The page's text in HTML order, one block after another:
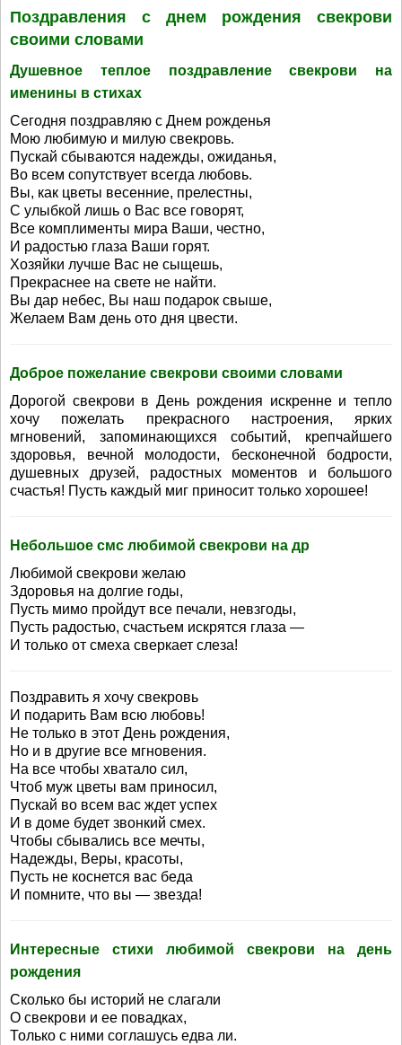
Поздравления с днем рождения свекрови
своими словами
Душевное теплое поздравление свекрови на
именины в стихах
Сегодня поздравляю с Днем рожденья
Мою любимую и милую свекровь.
Пускай сбываются надежды, ожиданья,
Во всем сопутствует всегда любовь.
Вы, как цветы весенние, прелестны,
С улыбкой лишь о Вас все говорят,
Все комплименты мира Ваши, честно,
И радостью глаза Ваши горят.
Хозяйки лучше Вас не сыщешь,
Прекраснее на свете не найти.
Вы дар небес, Вы наш подарок свыше,
Желаем Вам день ото дня цвести.
Доброе пожелание свекрови своими словами
Дорогой свекрови в День рождения искренне и тепло
хочу пожелать прекрасного настроения, ярких
мгновений, запоминающихся событий, крепчайшего
здоровья, вечной молодости, бесконечной бодрости,
душевных друзей, радостных моментов и большого
счастья! Пусть каждый миг приносит только хорошее!
Небольшое смс любимой свекрови на др
Любимой свекрови желаю
Здоровья на долгие годы,
Пусть мимо пройдут все печали, невзгоды,
Пусть радостью, счастьем искрятся глаза —
И только от смеха сверкает слеза!
Поздравить я хочу свекровь
И подарить Вам всю любовь!
Не только в этот День рождения,
Но и в другие все мгновения.
На все чтобы хватало сил,
Чтоб муж цветы вам приносил,
Пускай во всем вас ждет успех
И в доме будет звонкий смех.
Чтобы сбывались все мечты,
Надежды, Веры, красоты,
Пусть не коснется вас беда
И помните, что вы — звезда!
Интересные стихи любимой свекрови на день
рождения
Сколько бы историй не слагали
О свекрови и ее повадках,
Только с ними соглашусь едва ли.